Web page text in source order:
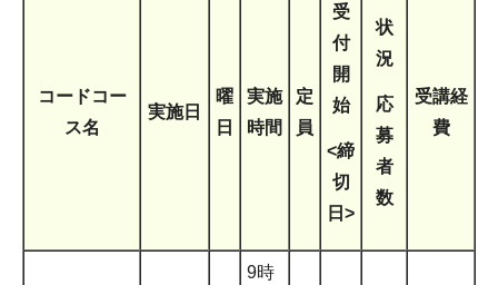
コードコー
ス名
実施日
曜
日
実施
時間
定
員
受
付
開
始
<締
切
日>
状
況
応
募
者
数
受講経
費
9時